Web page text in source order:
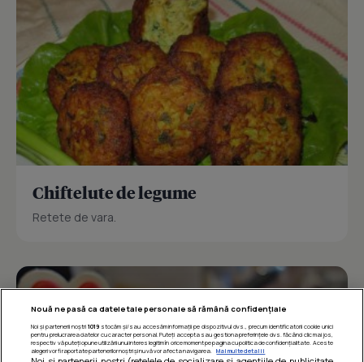
Chiftelute de legume
Retete de vara.
Nouă ne pasă ca datele tale personale să rămână confidențiale
Noi și partenerii noștri 1019stocăm și/sau accesăm informații pe dispozitivul dvs., precum identificatorii cookie unici
pentru prelucrarea datelor cu caracter personal. Puteți accepta sau gestiona preferințele dvs. făcând clic mai jos,
respectiv vă puteți opune utilizării unui interes legitim în orice moment pe pagina cu politica de confidențialitate. Aceste
alegeri vor fi raportate partenerilor noștri și nu vă vor afecta navigarea.
Mai multe detalii